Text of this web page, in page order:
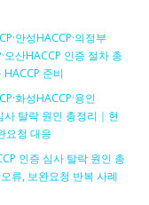
안성HACCP·의정부
오산HACCP 인증 절차 총
준비
화성HACCP·용인
사 탈락 원인 총정리｜현
요청 대응
인증 심사 탈락 원인 총
류, 보완요청 반복 사례